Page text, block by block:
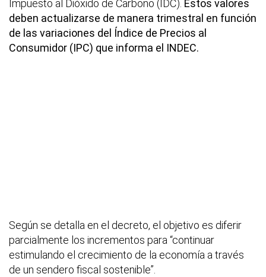
Impuesto al Dióxido de Carbono (IDC). Estos valores
deben actualizarse de manera trimestral en función
de las variaciones del Índice de Precios al
Consumidor (IPC) que informa el INDEC.
Según se detalla en el decreto, el objetivo es diferir
parcialmente los incrementos para “continuar
estimulando el crecimiento de la economía a través
de un sendero fiscal sostenible”.